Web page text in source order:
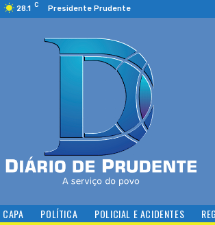
28.1 C Presidente Prudente
CAPA POLÍTICA POLICIAL E ACIDENTES